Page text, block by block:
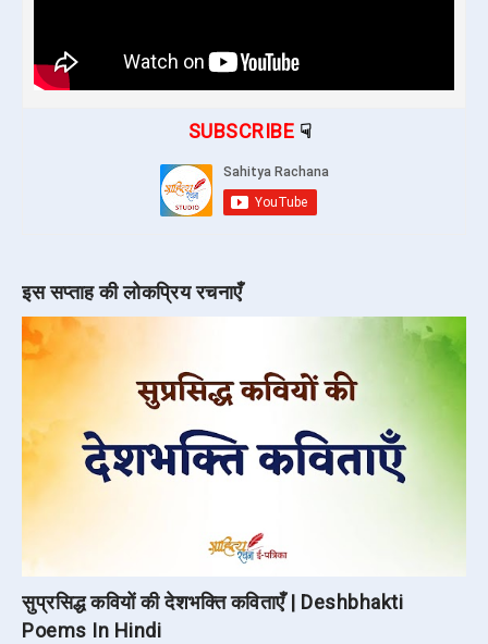
SUBSCRIBE
इस सप्ताह की लोकप्रिय रचनाएँ
सुप्रसिद्ध कवियों की देशभक्ति कविताएँ | Deshbhakti
Poems In Hindi